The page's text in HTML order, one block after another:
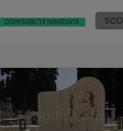
DISPONIBILITÀ IMMEDIATA